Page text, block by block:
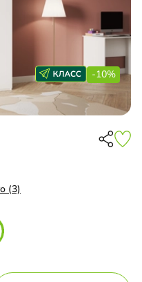
-10%
(3)